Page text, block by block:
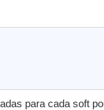
para cada soft